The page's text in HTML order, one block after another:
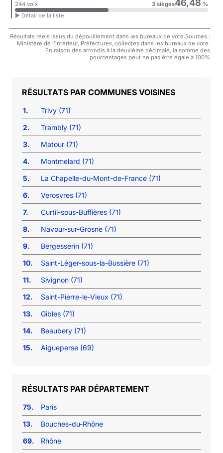
244 voix 3 sièges46,48 %
► Détail de la liste
Résultats réels issus du dépouillement dans les bureaux de vote.Sources :
Ministère de l'intérieur, Préfectures, collectes dans les bureaux de vote.
En raison des arrondis à la deuxième décimale, la somme des
pourcentages peut ne pas être égale à 100%
COMMUNES VOISINES
1.
Trivy (71)
2.
Trambly (71)
3.
Matour (71)
4.
Montmelard (71)
5.
La Chapelle-du-Mont-de-France (71)
6.
Verosvres (71)
7.
Curtil-sous-Buffières (71)
8.
Navour-sur-Grosne (71)
9.
Bergesserin (71)
10.
Saint-Léger-sous-la-Bussière (71)
11.
Sivignon (71)
12.
Saint-Pierre-le-Vieux (71)
13.
Gibles (71)
14.
Beaubery (71)
15.
Aigueperse (69)
RÉSULTATS PAR DÉPARTEMENT
75.
Paris
13.
Bouches-du-Rhône
69.
Rhône